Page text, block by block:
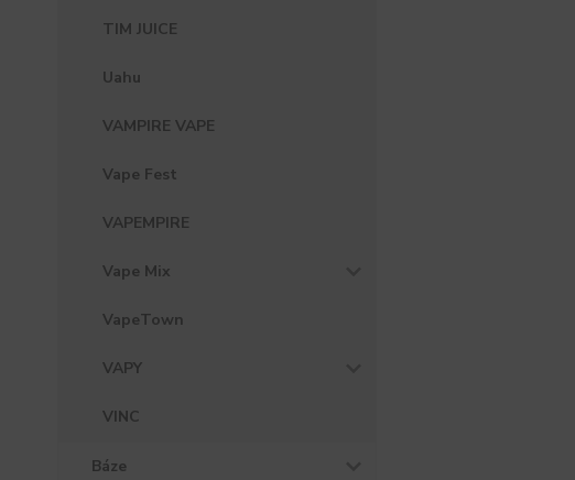
TIM JUICE
Uahu
VAMPIRE VAPE
Vape Fest
VAPEMPIRE
Vape Mix
VapeTown
VAPY
VINC
Báze